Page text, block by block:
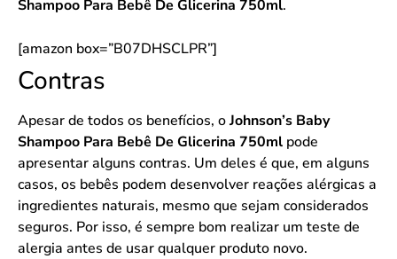
Shampoo Para Bebê De Glicerina 750ml.
[amazon box=”B07DHSCLPR”]
Contras
Apesar de todos os benefícios, oJohnson’s Baby
Shampoo Para Bebê De Glicerina 750ml pode
apresentar alguns contras. Um deles é que, em alguns
casos, os bebês podem desenvolver reações alérgicas a
ingredientes naturais, mesmo que sejam considerados
seguros. Por isso, é sempre bom realizar um teste de
alergia antes de usar qualquer produto novo.